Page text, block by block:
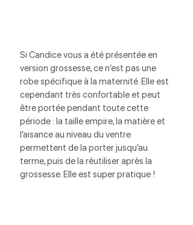
Si Candice vous a été présentée en
version grossesse, ce n’est pas une
robe spécifique à la maternité. Elle est
cependant très confortable et peut
être portée pendant toute cette
période : la taille empire, la matière et
l’aisance au niveau du ventre
permettent de la porter jusqu’au
terme, puis de la réutiliser après la
grossesse. Elle est super pratique !